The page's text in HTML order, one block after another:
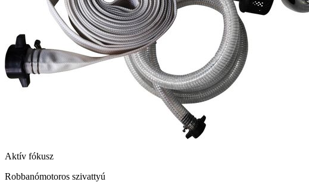
Aktív fókusz
Robbanómotoros szivattyú